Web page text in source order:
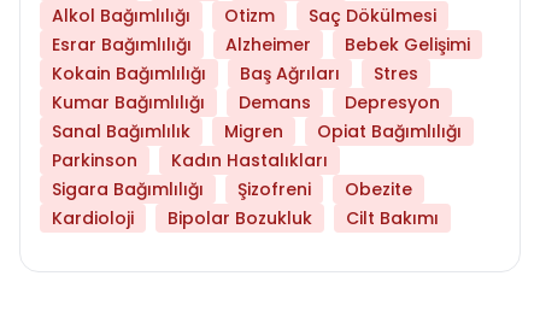
Alkol Bağımlılığı
Otizm
Saç Dökülmesi
Esrar Bağımlılığı
Alzheimer
Bebek Gelişimi
Kokain Bağımlılığı
Baş Ağrıları
Stres
Kumar Bağımlılığı
Demans
Depresyon
Sanal Bağımlılık
Migren
Opiat Bağımlılığı
Parkinson
Kadın Hastalıkları
Sigara Bağımlılığı
Şizofreni
Obezite
Kardioloji
Bipolar Bozukluk Cilt Bakımı